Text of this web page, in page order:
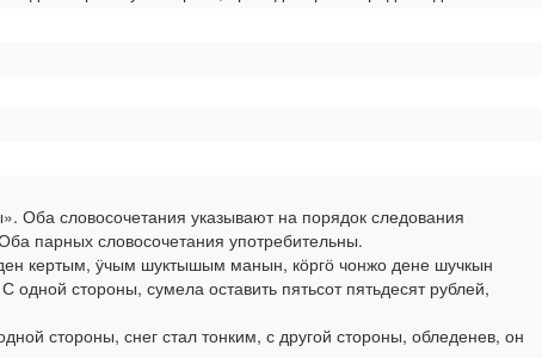
Оба словосочетания указывают на порядок следования
парных словосочетания употребительны.
кертым, ӱчым шуктышым манын, кӧргӧ чонжо дене шучкын
стороны, сумела оставить пятьсот пятьдесят рублей,
стороны, снег стал тонким, с другой стороны, обледенев, он